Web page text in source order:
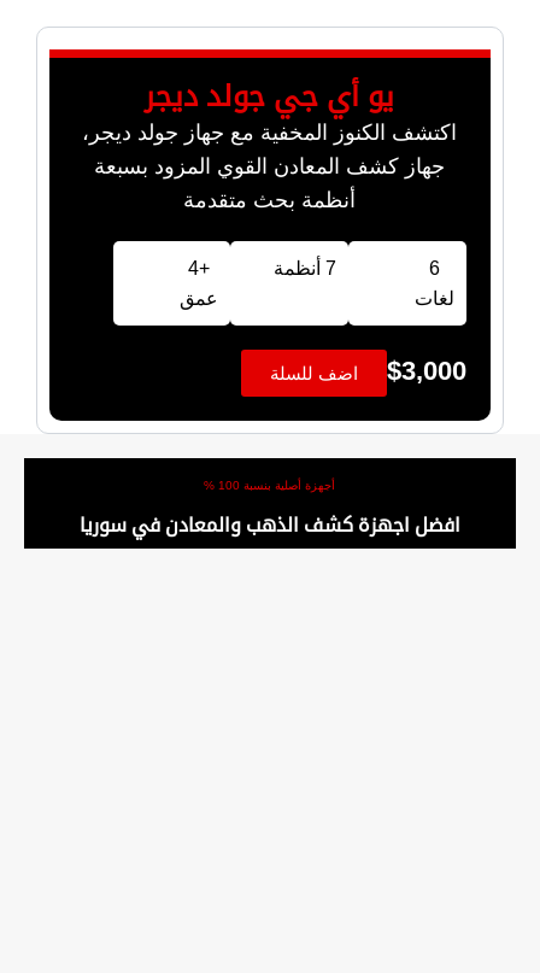
يو أي جي جولد ديجر
اكتشف الكنوز المخفية مع جهاز جولد ديجر،
جهاز كشف المعادن القوي المزود بسبعة
أنظمة بحث متقدمة
6
لغات
7 أنظمة
+4
عمق
$3,000 اضف للسلة
أجهزة أصلية بنسبة 100 %
افضل اجهزة كشف الذهب والمعادن في سوريا